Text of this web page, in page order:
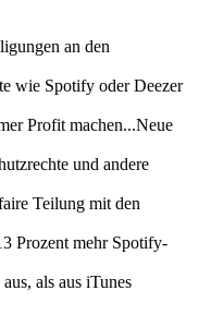
an den
wie Spotify oder Deezer
Profit machen...Neue
und andere
Teilung mit den
Prozent mehr Spotify-
als aus iTunes